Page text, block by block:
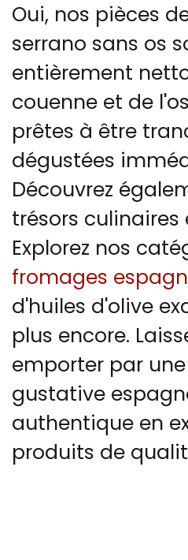
Oui, nos pièces
serrano sans os
entièrement
couenne et de
prêtes à être
dégustées
Découvrez
trésors culinaires
Explorez nos
fromages
d'huiles d'olive
plus encore.
emporter par
gustative
authentique en
produits de